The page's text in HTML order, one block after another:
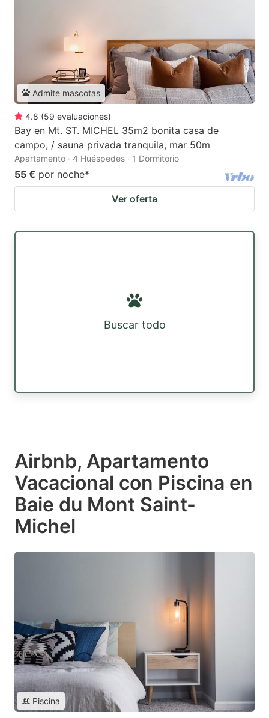
Admite mascotas
4.8 (59 evaluaciones)
Bay en Mt. ST. MICHEL 35m2 bonita casa de
campo, / sauna privada tranquila, mar 50m
Apartamento · 4 Huéspedes · 1 Dormitorio
55 € por noche*
Ver oferta
Buscar todo
Airbnb, Apartamento
Vacacional con Piscina en
Baie du Mont Saint-
Michel
Piscina